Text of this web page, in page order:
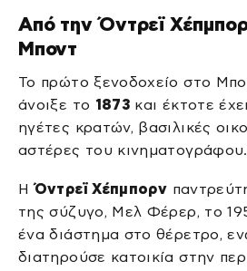
Από την Όντρεϊ
Μποντ
Το πρώτο ξενοδοχείο στο
άνοιξε το 1873 και έκτοτε
ηγέτες κρατών, βασιλικές
αστέρες του κινηματογράφου.
ΗΌντρεϊ Χέπμπορν
της σύζυγο, Μελ Φέρερ, το
ένα διάστημα στο θέρετρο,
διατηρούσε κατοικία στην